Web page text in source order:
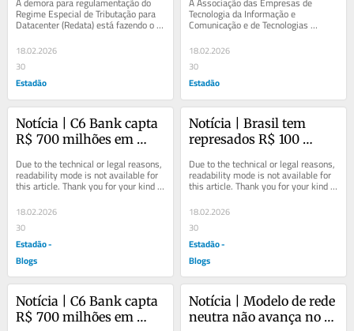
data centers
Regime Especial de Tributação para
Datacenter (Redata) está fazendo o
Brasil ficar atrás de outros países
na...
18.02.2026
30
Estadão
desoneração nos
Estados
Tecnologia da Informação e
Comunicação e de Tecnologias
Digitais (Brasscom) está buscando a
aprovação de uma...
18.02.2026
30
Estadão
Notícia | C6 Bank capta
R$ 700 milhões em
financeiras, com forte
demanda
Due to the technical or legal reasons,
readability mode is not available for
this article. Thank you for your kind
18.02.2026
30
Estadão -
Blogs
Notícia | Brasil tem
represados R$ 100
data centers
Due to the technical or legal reasons,
readability mode is not available for
this article. Thank you for your kind
18.02.2026
30
Estadão -
Blogs
Notícia | C6 Bank capta
R$ 700 milhões em
Notícia | Modelo de rede
neutra não avança no